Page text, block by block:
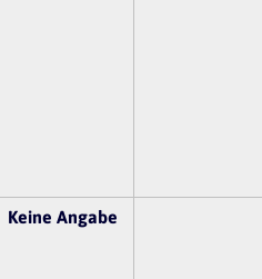
Keine Angabe